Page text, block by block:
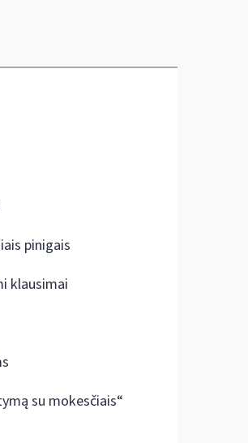
pinigais
klausimai
su mokesčiais“